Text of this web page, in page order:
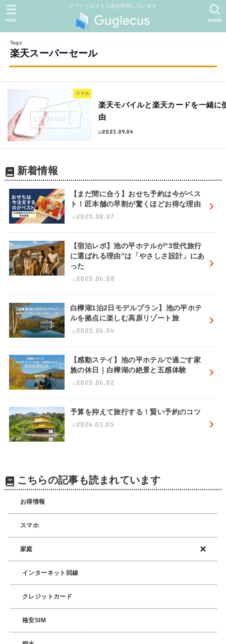
アフィリエイト広告を利用しています
SEARCH
MENU
楽天スーパーセール
スマホ
楽天モバイルと楽天カードを一緒に
由
2023.09.04
新着情報
【まだ間に合う】おせち予約は今がベス
ト！匠本舗の早割が驚くほどお得な理由
2025.08.07
【宿泊レポ】池の平ホテルが“3世代旅行
に選ばれる理由”は「やさしさ設計」にあ
った
2025.06.08
白樺湖1泊2日モデルプラン】池の平ホテ
ルを拠点に楽しむ高原リゾート旅
2025.06.04
【感動ステイ】池の平ホテルで過ごす家
族の休日｜白樺湖の絶景と五感体験
2025.06.02
予算を抑えて旅行する！賢い予約のコツ
2024.03.05
こちらの記事も読まれています
お得情報
スマホ
家庭
インターネット回線
クレジットカード
格安SIM